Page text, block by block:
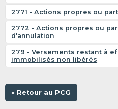
2771 - Actions propres ou
2772 - Actions propres ou
d'annulation
279 - Versements restant à
immobilisés non libérés
« Retour au PCG